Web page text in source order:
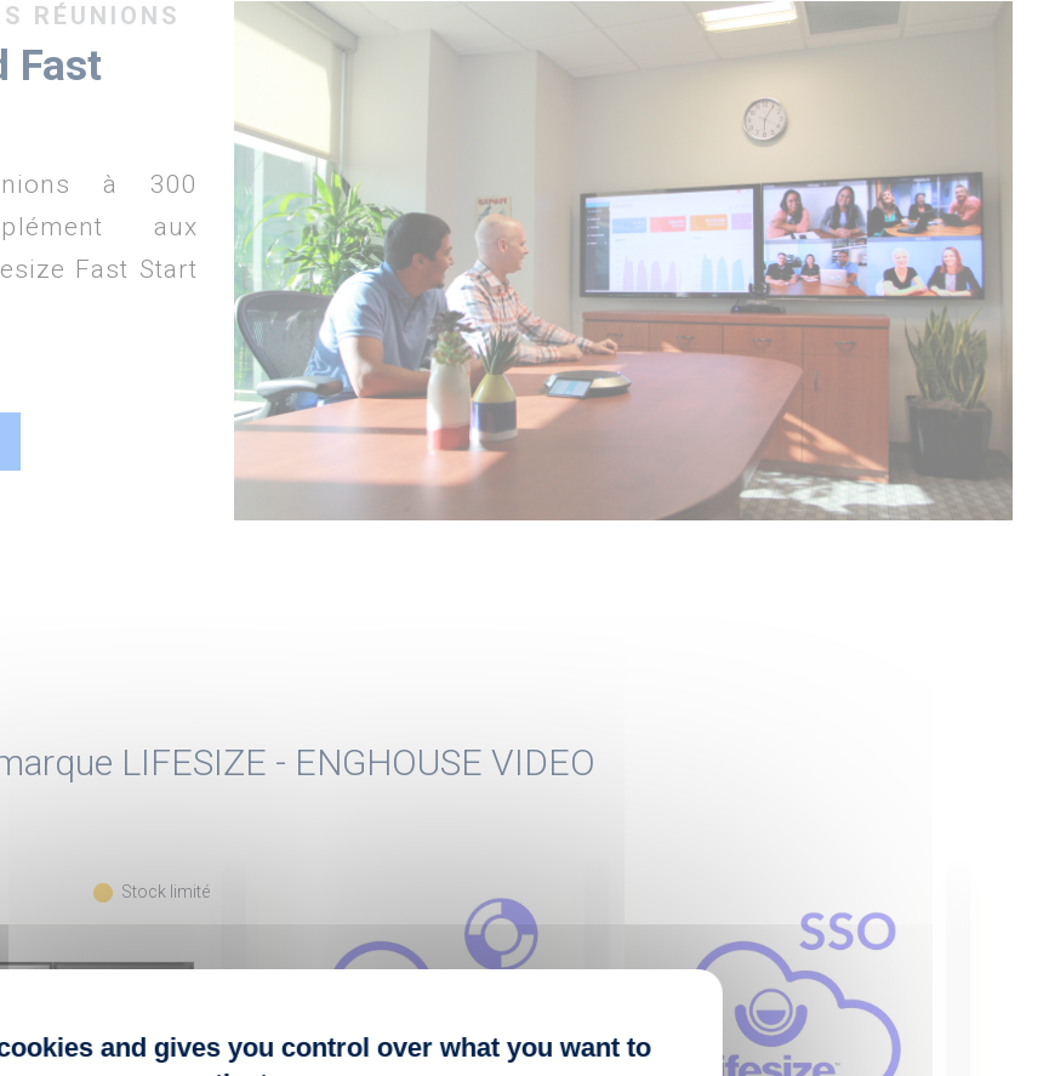
RÉUNIONS
Fast
à 300
aux
Fast Start
LIFESIZE - ENGHOUSE VIDEO
fiber_manual_record Stock limité
and gives you control over what you want to